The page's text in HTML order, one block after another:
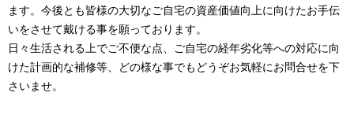
ます。今後とも皆様の大切なご自宅の資産価値向上に向けたお手伝
いをさせて戴ける事を願っております。
日々生活される上でご不便な点、ご自宅の経年劣化等への対応に向
けた計画的な補修等、どの様な事でもどうぞお気軽にお問合せを下
さいませ。